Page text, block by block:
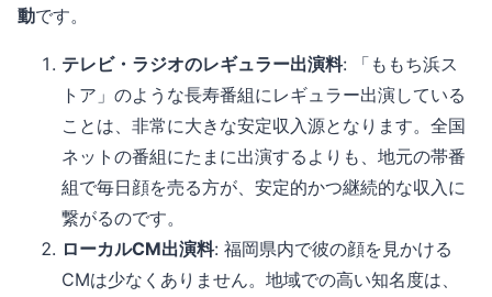
動です。
テレビ・ラジオのレギュラー出演料: 「ももち浜ス
トア」のような長寿番組にレギュラー出演している
ことは、非常に大きな安定収入源となります。全国
ネットの番組にたまに出演するよりも、地元の帯番
組で毎日顔を売る方が、安定的かつ継続的な収入に
繋がるのです。
ローカルCM出演料: 福岡県内で彼の顔を見かける
CMは少なくありません。地域での高い知名度は、